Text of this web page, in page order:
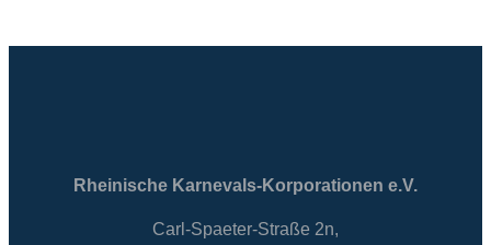
Rheinische Karnevals-Korporationen e.V.
Carl-Spaeter-Straße 2n,